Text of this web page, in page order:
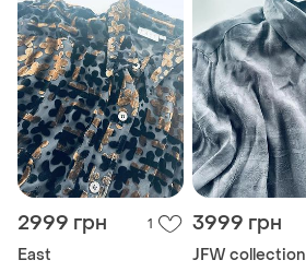
2999 грн 1
East
3999 грн
JFW collection